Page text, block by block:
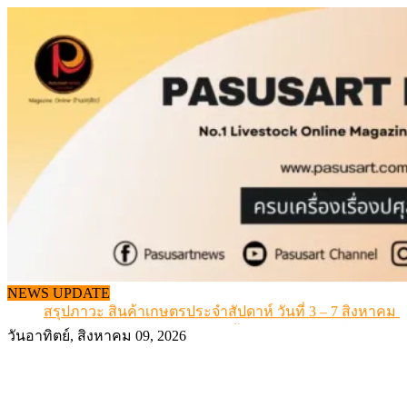
content
NEWS UPDATE
เดินหน้าดัน “ราคากลางโคเนื้อ” แก้ปัญหาราคาโคเนื้อตก
สรุปภาวะ สินค้าเกษตรประจำสัปดาห์ วันที่ 3 – 7 สิงหาคม
เมื่อเกษตรกรถูกมองเป็นผู้ร้ายเบื้องหลังราคาหมูที่สังคมไม่
วันอาทิตย์, สิงหาคม 09, 2026